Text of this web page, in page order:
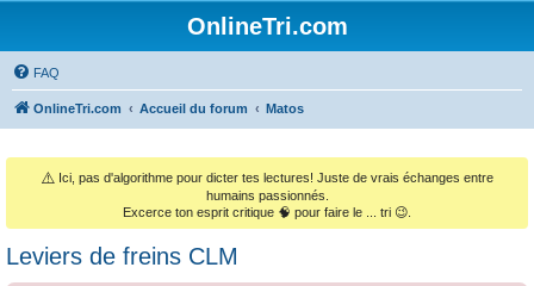
OnlineTri.com
FAQ
OnlineTri.com Accueil du forum Matos
⚠️ Ici, pas d'algorithme pour dicter tes lectures! Juste de vrais échanges entre
humains passionnés.
Excerce ton esprit critique 🧠 pour faire le ... tri 😉.
Leviers de freins CLM